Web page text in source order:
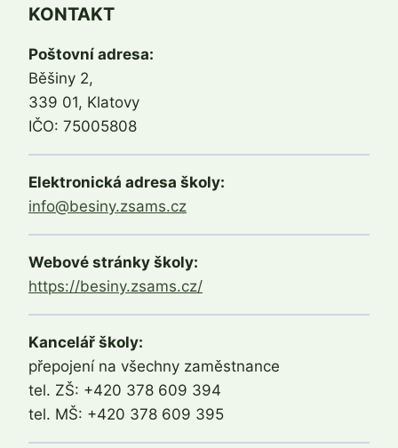
KONTAKT
Poštovní adresa:
Běšiny 2,
339 01, Klatovy
IČO: 75005808
Elektronická adresa školy:
info@besiny.zsams.cz
Webové stránky školy:
https://besiny.zsams.cz/
Kancelář školy:
přepojení na všechny zaměstnance
tel. ZŠ: +420 378 609 394
tel. MŠ: +420 378 609 395